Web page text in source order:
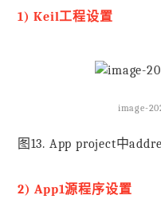
1) Keil工程设置
image-
图13. App project中
2) App1源程序设置